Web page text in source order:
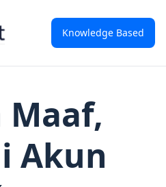
Knowledge Based
Maaf,
Akun